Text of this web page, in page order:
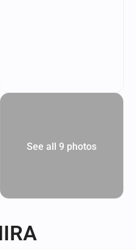
See all 9 photos